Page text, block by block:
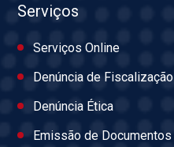
Serviços
Serviços Online
Denúncia de Fiscalização
Denúncia Ética
Emissão de Documentos